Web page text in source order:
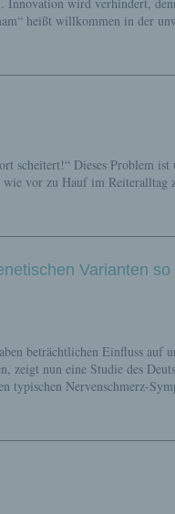
heißt willkommen in der
scheitert!“ Dieses Problem ist
vor zu Hauf im Reiteralltag
Varianten so
beträchtlichen Einfluss auf
zeigt nun eine Studie des
typischen Nervenschmerz-